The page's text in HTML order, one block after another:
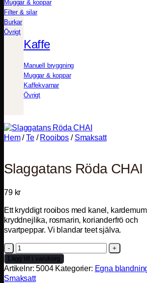
Muggar & koppar
Filter & silar
Burkar
Övrigt
Kaffe
Manuell bryggning
Muggar & koppar
Kaffekvarnar
Övrigt
Hem / Te / Rooibos / Smaksatt
Slaggatans Röda CHAI
79 kr
Ett kryddigt rooibos med kanel,
kryddnejlika, rosmarin, korianderfrö och
svartpeppar. Vi blandar teet själva.
Slaggatans
Röda
CHAI
mängd
Lägg till i varukorg
Artikelnr:5004 Kategorier: Egna
Smaksatt